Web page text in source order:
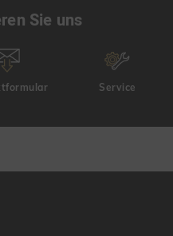
Sie uns
Service